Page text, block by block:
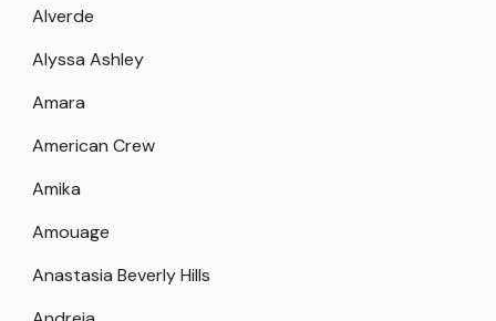
Alverde
Alyssa Ashley
Amara
American Crew
Amika
Amouage
Anastasia Beverly Hills